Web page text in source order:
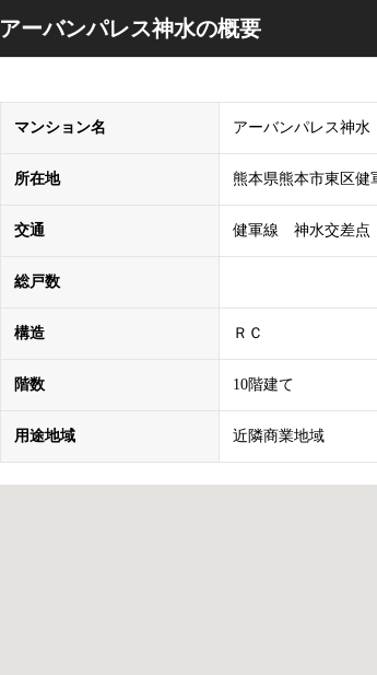
アーバンパレス神水の概要
マンション名 アーバンパレス神水
所在地 熊本県熊本市東区健
交通 健軍線 神水交差
総戸数
構造 ＲＣ
階数 10階建て
用途地域 近隣商業地域